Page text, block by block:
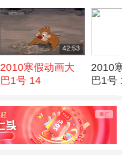
42:53
2010寒假动画大
巴1号 14
2010
巴1号